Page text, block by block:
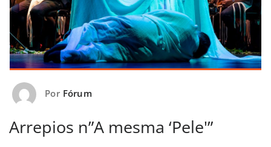
Por Fórum
Arrepios n”A mesma ‘Pele'”